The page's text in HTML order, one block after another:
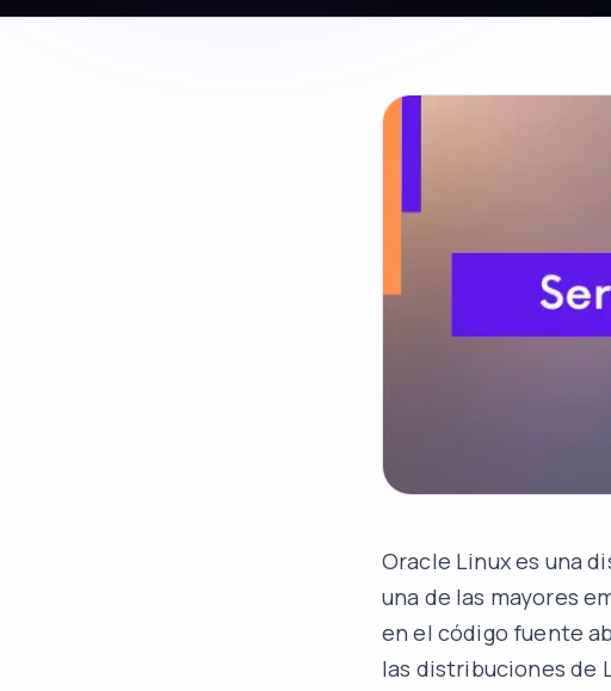
Oracle Linuxes una
una de las mayores
en el código fuente
las distribuciones de